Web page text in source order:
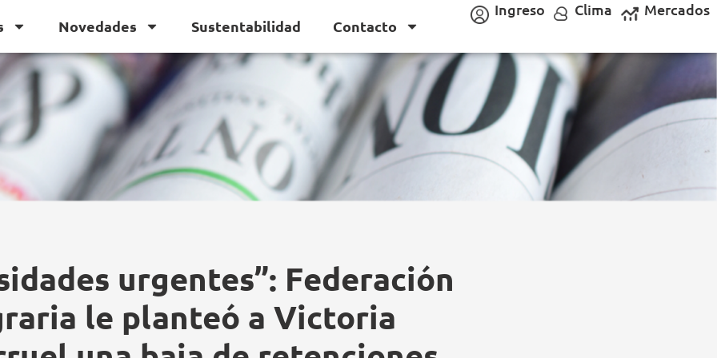
Novedades Sustentabilidad Contacto
Ingreso Clima Mercados
urgentes”: Federación
le planteó a Victoria